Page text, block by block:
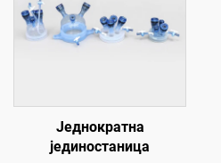
Једнократна
јединостаница